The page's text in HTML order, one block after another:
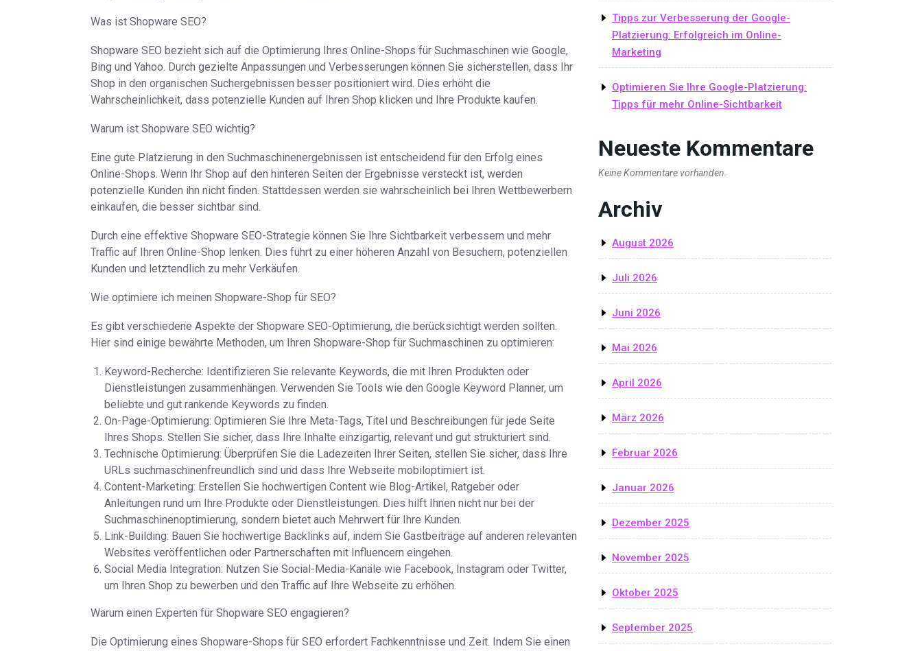
Was ist Shopware SEO?
Shopware SEO bezieht sich auf die Optimierung Ihres Online-Shops für Suchmaschinen wie Google,
Bing und Yahoo. Durch gezielte Anpassungen und Verbesserungen können Sie sicherstellen, dass Ihr
Shop in den organischen Suchergebnissen besser positioniert wird. Dies erhöht die
Wahrscheinlichkeit, dass potenzielle Kunden auf Ihren Shop klicken und Ihre Produkte kaufen.
Warum ist Shopware SEO wichtig?
Eine gute Platzierung in den Suchmaschinenergebnissen ist entscheidend für den Erfolg eines
Online-Shops. Wenn Ihr Shop auf den hinteren Seiten der Ergebnisse versteckt ist, werden
potenzielle Kunden ihn nicht finden. Stattdessen werden sie wahrscheinlich bei Ihren Wettbewerbern
einkaufen, die besser sichtbar sind.
Durch eine effektive Shopware SEO-Strategie können Sie Ihre Sichtbarkeit verbessern und mehr
Traffic auf Ihren Online-Shop lenken. Dies führt zu einer höheren Anzahl von Besuchern, potenziellen
Kunden und letztendlich zu mehr Verkäufen.
Wie optimiere ich meinen Shopware-Shop für SEO?
Es gibt verschiedene Aspekte der Shopware SEO-Optimierung, die berücksichtigt werden sollten.
Hier sind einige bewährte Methoden, um Ihren Shopware-Shop für Suchmaschinen zu optimieren:
Keyword-Recherche: Identifizieren Sie relevante Keywords, die mit Ihren Produkten oder
Dienstleistungen zusammenhängen. Verwenden Sie Tools wie den Google Keyword Planner, um
beliebte und gut rankende Keywords zu finden.
On-Page-Optimierung: Optimieren Sie Ihre Meta-Tags, Titel und Beschreibungen für jede Seite
Ihres Shops. Stellen Sie sicher, dass Ihre Inhalte einzigartig, relevant und gut strukturiert sind.
Technische Optimierung: Überprüfen Sie die Ladezeiten Ihrer Seiten, stellen Sie sicher, dass Ihre
URLs suchmaschinenfreundlich sind und dass Ihre Webseite mobiloptimiert ist.
Content-Marketing: Erstellen Sie hochwertigen Content wie Blog-Artikel, Ratgeber oder
Anleitungen rund um Ihre Produkte oder Dienstleistungen. Dies hilft Ihnen nicht nur bei der
Suchmaschinenoptimierung, sondern bietet auch Mehrwert für Ihre Kunden.
Link-Building: Bauen Sie hochwertige Backlinks auf, indem Sie Gastbeiträge auf anderen relevanten
Websites veröffentlichen oder Partnerschaften mit Influencern eingehen.
Social Media Integration: Nutzen Sie Social-Media-Kanäle wie Facebook, Instagram oder Twitter,
um Ihren Shop zu bewerben und den Traffic auf Ihre Webseite zu erhöhen.
Warum einen Experten für Shopware SEO engagieren?
Die Optimierung eines Shopware-Shops für SEO erfordert Fachkenntnisse und Zeit. Indem Sie einen
Tipps zur Verbesserung der Google-
Platzierung: Erfolgreich im Online-
Marketing
Optimieren Sie Ihre Google-Platzierung:
Tipps für mehr Online-Sichtbarkeit
Neueste Kommentare
Keine Kommentare vorhanden.
Archiv
August 2026
Juli 2026
Juni 2026
Mai 2026
April 2026
März 2026
Februar 2026
Januar 2026
Dezember 2025
November 2025
Oktober 2025
September 2025